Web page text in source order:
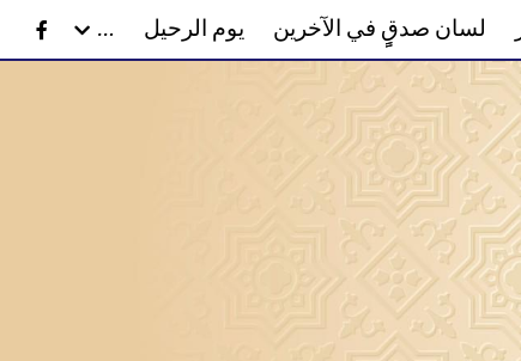
يوم الرحيل الصوتيات والمرئيات مدونة